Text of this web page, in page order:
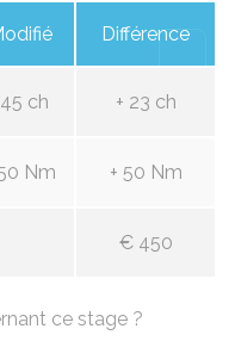
Différence
ch + 23 ch
Nm + 50 Nm
€ 450
ce stage ?